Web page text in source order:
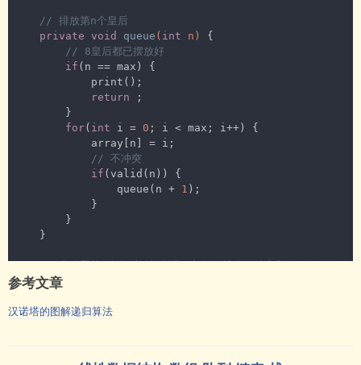
// 打印地图
private
static void print int
for (int i = 0; i < array.length; i++) {
for( int j =
                System.out.printf(
            }
// 排放第n个皇后
private void queue ( int n)
{
// 8皇后都已摆放好
if (n == max) {
return ;
for( int i = 0 ; i < max; i++) {
// 不冲突
if (valid(n)) {
                queue(n +
1 );
// 当放置第n个皇后，检测是否与前已排的有冲突(同一行、同一
列、同一斜线)
for(int i =
参考文章
汉诺塔的图解递归算法